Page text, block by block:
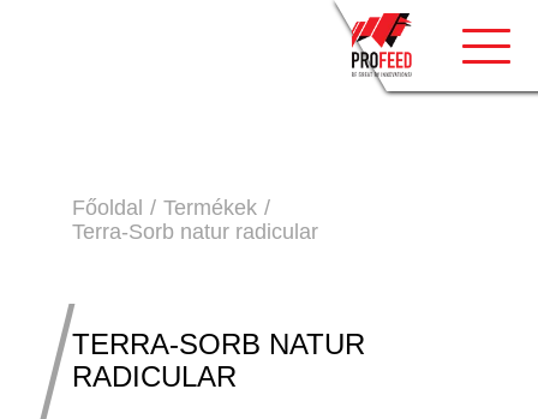
Főoldal
Termékek
Terra-Sorb natur radicular
TERRA-SORB NATUR
RADICULAR